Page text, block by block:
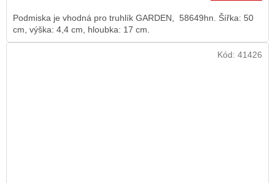
Podmiska je vhodná pro truhlík GARDEN, 58649hn. Šířka: 50
cm, výška: 4,4 cm, hloubka: 17 cm.
Kód: 41426